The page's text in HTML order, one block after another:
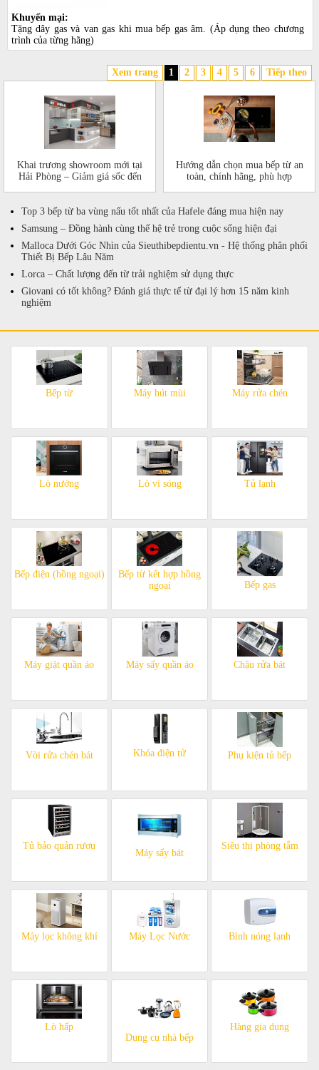
Khuyến mại:
Tặng dây gas và van gas khi mua bếp gas âm. (Áp dụng theo chương
trình của từng hãng)
Xem trang 1 2 3 4 5 6 Tiếp theo
Khai trương showroom mới tại
Hải Phòng – Giảm giá sốc đến
Hướng dẫn chọn mua bếp từ an
toàn, chính hãng, phù hợp
Top 3 bếp từ ba vùng nấu tốt nhất của Hafele đáng mua hiện nay
Samsung – Đồng hành cùng thế hệ trẻ trong cuộc sống hiện đại
Malloca Dưới Góc Nhìn của Sieuthibepdientu.vn - Hệ thống phân phối
Thiết Bị Bếp Lâu Năm
Lorca – Chất lượng đến từ trải nghiệm sử dụng thực
Giovani có tốt không? Đánh giá thực tế từ đại lý hơn 15 năm kinh
nghiệm
Bếp từ Máy hút mùi Máy rửa chén
Lò nướng Lò vi sóng Tủ lạnh
Bếp điện (hồng ngoại)
Bếp từ kết hợp hồng
ngoại
Bếp gas
Máy giặt quần áo Máy sấy quần áo Chậu rửa bát
Vòi rửa chén bát Khóa điện tử Phụ kiện tủ bếp
Tủ bảo quản rượu
Máy sấy bát
Siêu thị phòng tắm
Máy lọc không khí Máy Lọc Nước Bình nóng lạnh
Lò hấp
Dụng cụ nhà bếp
Hàng gia dụng